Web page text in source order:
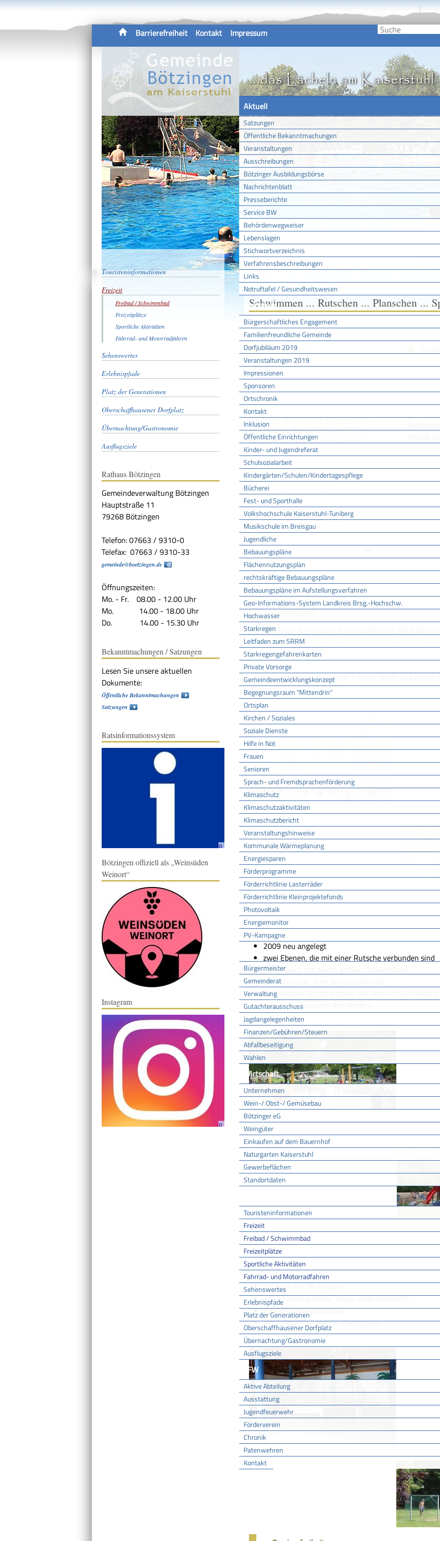
Barrierefreiheit Kontakt Impressum
Aktuell
Satzungen
Öffentliche Bekanntmachungen
Veranstaltungen
Ausschreibungen
Bötzinger Ausbildungsbörse
Nachrichtenblatt
Presseberichte
Service BW
Behördenwegweiser
Lebenslagen
Stichwortverzeichnis
Verfahrensbeschreibungen
Links
Notruftafel / Gesundheitswesen
Gemeinde
Bürgerschaftliches Engagement
Familienfreundliche Gemeinde
Dorfjubiläum 2019
Veranstaltungen 2019
Impressionen
Sponsoren
Ortschronik
Kontakt
Inklusion
Öffentliche Einrichtungen
Kinder- und Jugendreferat
Schulsozialarbeit
Kindergärten/Schulen/Kindertagespflege
Bücherei
Fest- und Sporthalle
Volkshochschule Kaiserstuhl-Tuniberg
Musikschule im Breisgau
Jugendliche
Bebauungspläne
Flächennutzungsplan
rechtskräftige Bebauungspläne
Bebauungspläne im Aufstellungsverfahren
Geo-Informations-System Landkreis Brsg.-Hochschw.
Hochwasser
Starkregen
Leitfaden zum SRRM
Starkregengefahrenkarten
Private Vorsorge
Gemeindeentwicklungskonzept
Begegnungsraum "Mittendrin"
Ortsplan
Kirchen / Soziales
Soziale Dienste
Hilfe in Not
Frauen
Senioren
Sprach- und Fremdsprachenförderung
Klimaschutz
Klimaschutzaktivitäten
Klimaschutzbericht
Veranstaltungshinweise
Kommunale Wärmeplanung
Energiesparen
Förderprogramme
Förderrichtlinie Lasterräder
Förderrichtlinie Kleinprojektefonds
Photovoltaik
Energiemonitor
PV-Kampagne
Rathaus
Bürgermeister
Gemeinderat
Verwaltung
Gutachterausschuss
Jagdangelegenheiten
Finanzen/Gebühren/Steuern
Abfallbeseitigung
Wahlen
Wirtschaft
Unternehmen
Wein-/ Obst-/ Gemüsebau
Bötzinger eG
Weingüter
Einkaufen auf dem Bauernhof
Naturgarten Kaiserstuhl
Gewerbeflächen
Standortdaten
Touristeninformationen
Freizeit
Freibad / Schwimmbad
Freizeitplätze
Sportliche Aktivitäten
Fahrrad- und Motorradfahren
Sehenswertes
Erlebnispfade
Platz der Generationen
Oberschaffhausener Dorfplatz
Übernachtung/Gastronomie
Ausflugsziele
FFW
Aktive Abteilung
Ausstattung
Jugendfeuerwehr
Förderverein
Chronik
Patenwehren
Kontakt
Touristeninformationen
Freizeit
Freibad / Schwimmbad
Freizeitplätze
Sportliche Aktivitäten
Fahrrad- und Motorradfahren
Sehenswertes
Erlebnispfade
Platz der Generationen
Oberschaffhausener Dorfplatz
Übernachtung/Gastronomie
Ausflugsziele
Rathaus Bötzingen
Gemeindeverwaltung Bötzingen
Hauptstraße 11
79268 Bötzingen
Telefon: 07663 / 9310-0
Telefax: 07663 / 9310-33
gemeinde@boetzingen.de
Öffnungszeiten:
Mo. - Fr. 08.00 - 12.00 Uhr
Mo. 14.00 - 18.00 Uhr
Do. 14.00 - 15.30 Uhr
Bekanntmachungen / Satzungen
Lesen Sie unsere aktuellen
Dokumente:
Öffentliche Bekanntmachungen
Satzungen
Ratsinformationssystem
Bötzingen offiziell als „Weinsüden
Weinort“
Instagram
Sie sind hier:Startseite /Tourismus /Freizeit /Freibad
Schwimmen ... Rutschen ... Planschen ...
Öffnungszeiten
Montag - Samstag:
09.30 - 20.30 Uhr
Sonn- und Feiertag:
09.00 - 20.30 Uhr
Die Kasse wird jeweils um 20.00 Uhr
geschlossen. Bei schlechtem Wetter
behalten wir uns vor, das Bad zu
schließen.
Beachten Sie, dass unser Freibad
Verbundpartner der Hansefit ist.
Rathaus
Freibadgebühren
Gebühren Freibad Bötzingen (684KiB)
Kombibecken
2013/2014 neu saniert und vollständig mit
Schwimmerbereich mit drei 50 Meter Bahnen und
großer Nichtschwimmerbereich mit zwei
17 Meter lange Großwasserrutschbahn und 12
Sprungbereich mit einem 1-Meter Brett und einem
Das Kinderbecken
2009 neu angelegt
zwei Ebenen, die mit einer Rutsche verbunden sind
überspannt mit einem großen Sonnensegel
ein Spritz-Igel, eine Spritz-Schlange,
die Rainbow-Rutsche sowie die Seehund-
sorgen für Spass bei den Kindern
Freizeitvergnügen außerhalb des Wassers
Spielbereich für kleinere Kinder mit Sandkasten,
Klettergerüst
Minigolf mit 18 Bahnen
3 Tischtennisplatten, davon zwei überdacht
2 Beach-Volleyballfelder
ein Fußballfeld und ein Tischkicker